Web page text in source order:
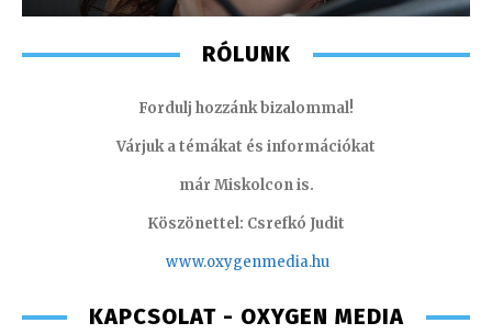
RÓLUNK
Fordulj hozzánk bizalommal!
Várjuk a témákat és információkat
már Miskolcon is.
Köszönettel: Csrefkó Judit
www.oxygenmedia.hu
KAPCSOLAT - OXYGEN MEDIA